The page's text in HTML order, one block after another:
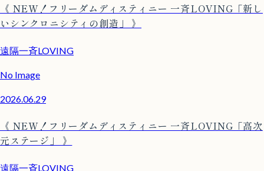
《 NEW！フリーダムディスティニー 一斉LOVING「新し
いシンクロニシティの創造」 》
遠隔一斉LOVING
No Image
2026.06.29
《 NEW！フリーダムディスティニー 一斉LOVING「高次
元ステージ」 》
遠隔一斉LOVING